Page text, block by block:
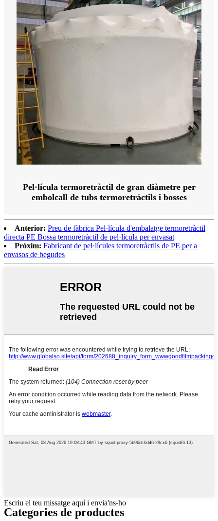
Pel·lícula termoretràctil de gran diàmetre per
embolcall de tubs termoretràctils i bosses
Anterior: Preu de fàbrica Pel·lícula d'embalatge termoretràctil
directa PE Bossa termoretràctil de pel·lícula per envasat
Pròxim: Fabricant de pel·lícules termoretràctils de PE per a
envasos de begudes
Escriu el teu missatge aquí i envia'ns-ho
Categories de productes